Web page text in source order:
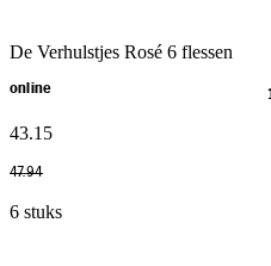
De Verhulstjes Rosé 6 flessen
online
43.15
47.94
6 stuks